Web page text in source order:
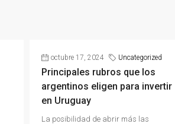
octubre 17, 2024 Uncategorized
Principales rubros que los
argentinos eligen para invertir
en Uruguay
La posibilidad de abrir más las